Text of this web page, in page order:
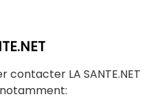
contacter LA SANTE.NET